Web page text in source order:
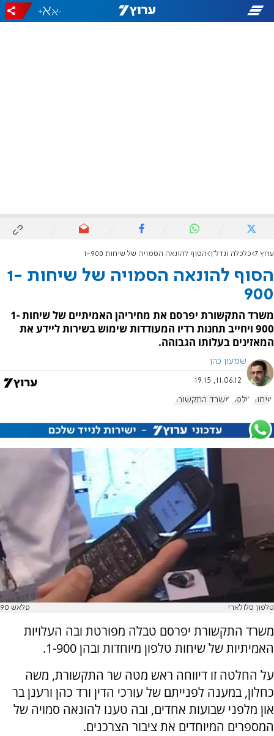
-
+
ערוץ 7 כלכלה ונדל"ן הסוף להונאה הסמויה של שיחות 1-900
הסוף להונאה הסמויה של שיחות 1-
900
משרד התקשורת יפרסם את מחיריהן האמיתיים של שיחות 1-
900 ויחייב תחנות רדיו המעודדות שימוש בשירות ליידע את
המאזינים בעלותו הגבוהה.
שמעון כהן
11.06.12, 19:15
שיחות טלפון משרד התקשורת
טלפון סלולארי פלאש 90
משרד התקשורת יפרסם טבלה מפורטת ובה העלויות
האמיתיות של שיחות טלפון מיוחדות ובהן 1-900.
על החלטה זו דיווחה ראש מטה שר התקשורת, משה
כחלון, במענה לפנייתם של עורכי הדין ורד כהן ורענן בר
און מלפני שבועות אחדים, ובה טענו להונאה סמויה של
המספרים המיוחדים את ציבור הצרכנים.